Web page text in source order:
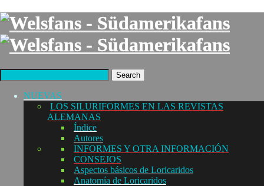
Search
NUEVAS
LOS SILURIFORMES EN LAS REVISTAS
ALEMANAS
Índice
Autores
INFORMES Y OTRA INFORMACIÓN
CONSEJOS
Aspectos básicos de Loricaridos
Anatomía de Loricaridos